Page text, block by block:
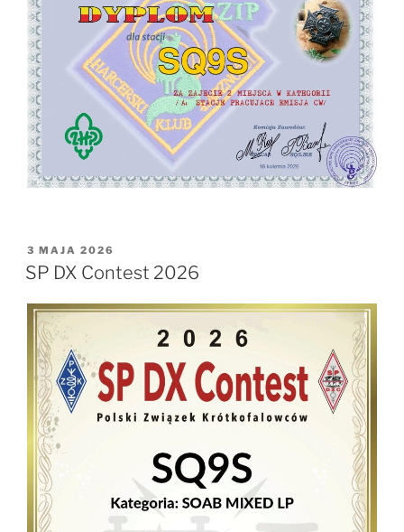
OPUBLIKOWANE
W
3 MAJA 2026
SP DX Contest 2026